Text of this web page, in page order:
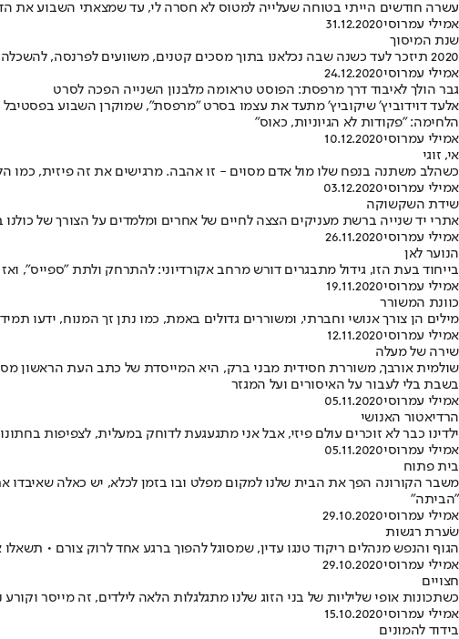
עשרה חודשים הייתי בטוחה שעלייה למטוס לא חסרה לי, עד שמצאתי השבוע את
אמילי עמרוסי31.12.2020
שנת המיסוך
2020 תיזכר לעד כשנה שבה נכלאנו בתוך מסכים קטנים, משוועים לפרנסה, להשכלה, לפנאי, לשפיות
אמילי עמרוסי24.12.2020
גבר הולך לאיבוד דרך מרפסת: הפוסט טראומה מלבנון השנייה הפכה לסרט
אלעד דוידוביץ' שיקוביץ' מתעד את עצמו בסרט "מרפסת", שמוקרן השבוע בפסטיבל
הלחימה: "פקודות לא הגיוניות, כאוס"
אמילי עמרוסי10.12.2020
אי, זוגי
כשהלב משתנה בנפח שלו מול אדם מסוים - זו אהבה. מרגישים את זה פיזית, כמו
אמילי עמרוסי03.12.2020
שידת השקשוקה
אתרי יד שנייה ברשת מעניקים הצצה לחיים של אחרים ומלמדים על הצורך של כולנו
אמילי עמרוסי26.11.2020
הנוער לאן
בייחוד בעת הזו, גידול מתבגרים דורש מרחב אקורדיוני: להתרחק ולתת "ספייס",
אמילי עמרוסי19.11.2020
כוונת המשורר
מילים הן צורך אנושי וחברתי, ומשוררים גדולים באמת, כמו נתן זך המנוח, ידעו
אמילי עמרוסי12.11.2020
שירה של מעלה
שולמית אורבך, משוררת חסידית מבני ברק, היא המייסדת של כתב העת הראשון
בשבת בלי לעבור על האיסורים ועל המגזר
אמילי עמרוסי05.11.2020
הרדיאטור האנושי
ילדינו כבר לא זוכרים עולם פיזי, אבל אני מתגעגעת לדוחק במעלית, לצפיפות
אמילי עמרוסי05.11.2020
בית פתוח
"הביתה"
אמילי עמרוסי29.10.2020
שֹערת רגשות
הגוף והנפש מנהלים ריקוד טנגו עדין, שמסוגל להפוך ברגע אחד לרוק צורם •
אמילי עמרוסי29.10.2020
חצויים
כשתכונות אופי שליליות של בני הזוג שלנו מתגלגלות הלאה לילדים, זה מייסר וקורע
אמילי עמרוסי15.10.2020
בידוד להמונים